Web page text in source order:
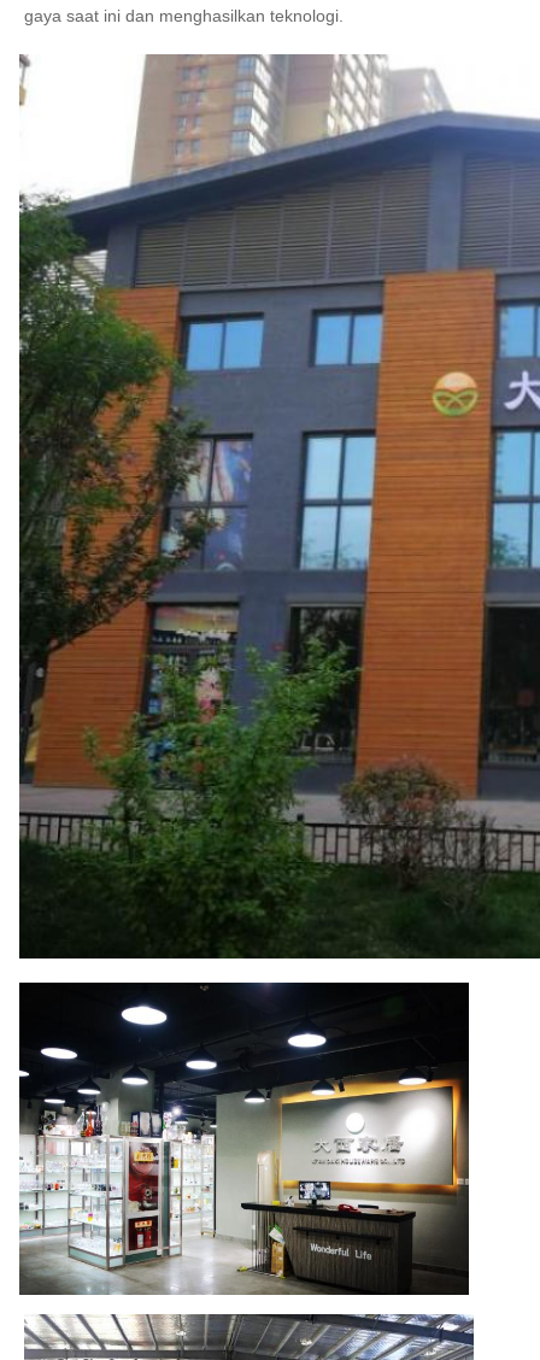
gaya saat ini dan menghasilkan teknologi.